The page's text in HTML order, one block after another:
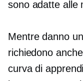
sono adatte alle
Mentre danno
richiedono
curva di